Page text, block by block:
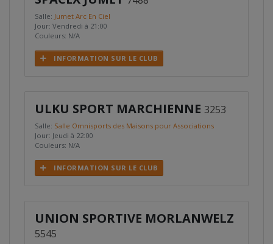
Salle: Jumet Arc En Ciel
Jour: Vendredi à 21:00
Couleurs: N/A
INFORMATION SUR LE CLUB
ULKU SPORT MARCHIENNE 3253
Salle: Salle Omnisports des Maisons pour Associations
Jour: Jeudi à 22:00
Couleurs: N/A
INFORMATION SUR LE CLUB
UNION SPORTIVE MORLANWELZ
5545